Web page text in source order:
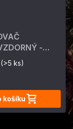
-
4 min
(>5 ks)
košíku